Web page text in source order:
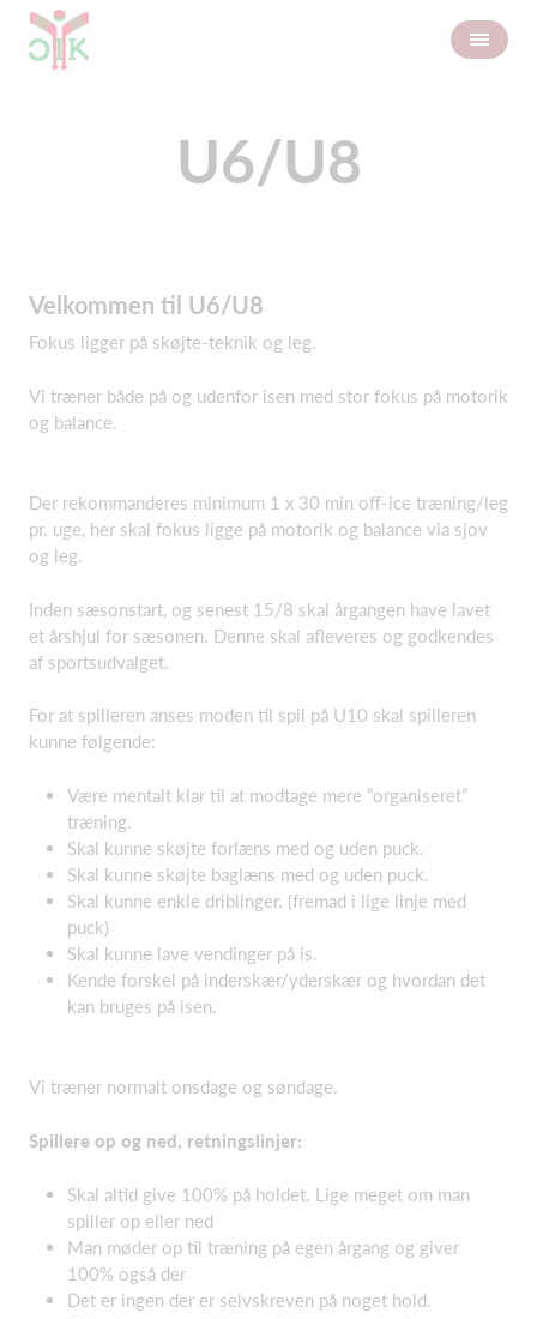
U6/U8
Velkommen til U6/U8
Fokus ligger på skøjte-teknik og leg.
Vi træner både på og udenfor isen med stor fokus på motorik
og balance.
Der rekommanderes minimum 1 x 30 min off-ice træning/leg
pr. uge, her skal fokus ligge på motorik og balance via sjov
og leg.
Inden sæsonstart, og senest 15/8 skal årgangen have lavet
et årshjul for sæsonen. Denne skal afleveres og godkendes
af sportsudvalget.
For at spilleren anses moden til spil på U10 skal spilleren
kunne følgende:
Være mentalt klar til at modtage mere ”organiseret”
træning.
Skal kunne skøjte forlæns med og uden puck.
Skal kunne skøjte baglæns med og uden puck.
Skal kunne enkle driblinger. (fremad i lige linje med
puck)
Skal kunne lave vendinger på is.
Kende forskel på inderskær/yderskær og hvordan det
kan bruges på isen.
Vi træner normalt onsdage og søndage.
Spillere op og ned, retningslinjer:
Skal altid give 100% på holdet. Lige meget om man
spiller op eller ned
Man møder op til træning på egen årgang og giver
100% også der
Det er ingen der er selvskreven på noget hold.